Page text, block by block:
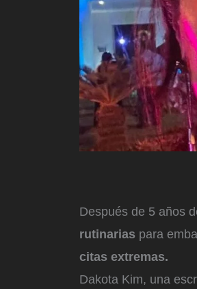
Después de 5 años
rutinarias para
citas extremas.
Dakota Kim, una